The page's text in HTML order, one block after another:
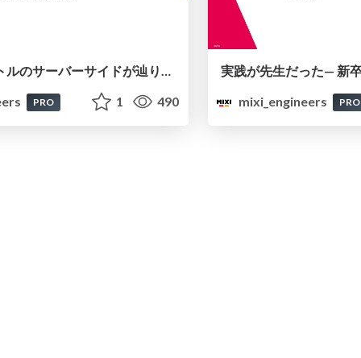
13年運用タイトルのサーバーサイドが辿り着いた現在地 ― モンスターストライクにおける技術・組織・AI活用から得た知見
PRO 1 490
mixi_engineers
PRO